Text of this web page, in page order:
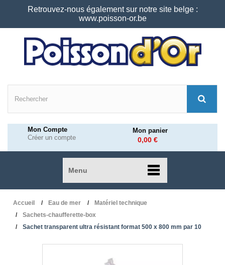
Retrouvez-nous également sur notre site belge :
www.poisson-or.be
Mon Compte
Créer un compte
Mon panier
0,00 €
Menu
Accueil Eau de mer
Matériel technique
Sachets-chaufferette-box
Sachet transparent ultra résistant format 500 x 800 mm par 10